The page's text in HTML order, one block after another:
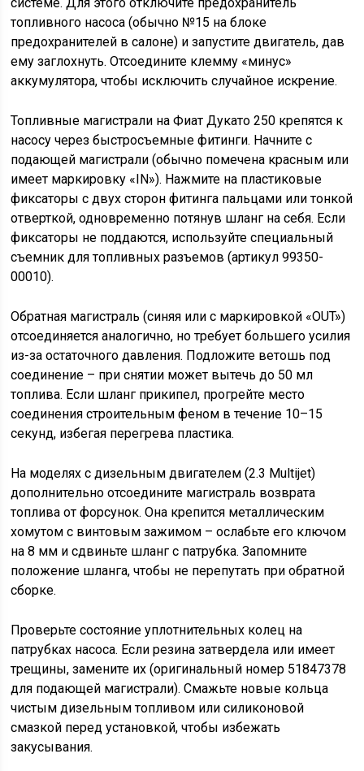
топливного насоса (обычно №15 на блоке
предохранителей в салоне) и запустите двигатель, дав
ему заглохнуть. Отсоедините клемму «минус»
аккумулятора, чтобы исключить случайное искрение.
Топливные магистрали на Фиат Дукато 250 крепятся к
насосу через быстросъемные фитинги. Начните с
подающей магистрали (обычно помечена красным или
имеет маркировку «IN»). Нажмите на пластиковые
фиксаторы с двух сторон фитинга пальцами или тонкой
отверткой, одновременно потянув шланг на себя. Если
фиксаторы не поддаются, используйте специальный
съемник для топливных разъемов (артикул 99350-
00010).
Обратная магистраль (синяя или с маркировкой «OUT»)
отсоединяется аналогично, но требует большего усилия
из-за остаточного давления. Подложите ветошь под
соединение – при снятии может вытечь до 50 мл
топлива. Если шланг прикипел, прогрейте место
соединения строительным феном в течение 10–15
секунд, избегая перегрева пластика.
На моделях с дизельным двигателем (2.3 Multijet)
дополнительно отсоедините магистраль возврата
топлива от форсунок. Она крепится металлическим
хомутом с винтовым зажимом – ослабьте его ключом
на 8 мм и сдвиньте шланг с патрубка. Запомните
положение шланга, чтобы не перепутать при обратной
сборке.
Проверьте состояние уплотнительных колец на
патрубках насоса. Если резина затвердела или имеет
трещины, замените их (оригинальный номер 51847378
для подающей магистрали). Смажьте новые кольца
чистым дизельным топливом или силиконовой
смазкой перед установкой, чтобы избежать
закусывания.